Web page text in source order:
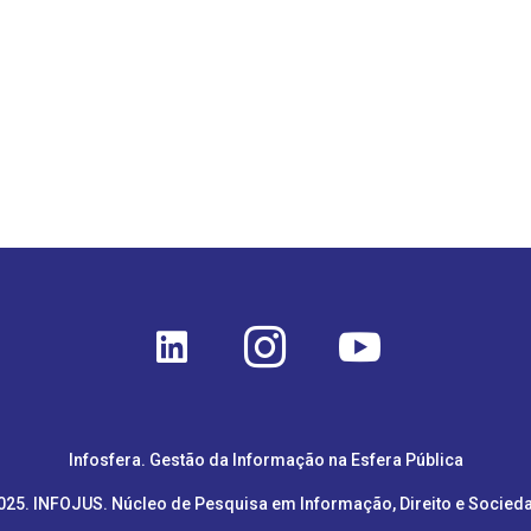
  
Infosfera. Gestão da Informação na Esfera Pública
INFOJUS. Núcleo de Pesquisa em Informação, Direito e